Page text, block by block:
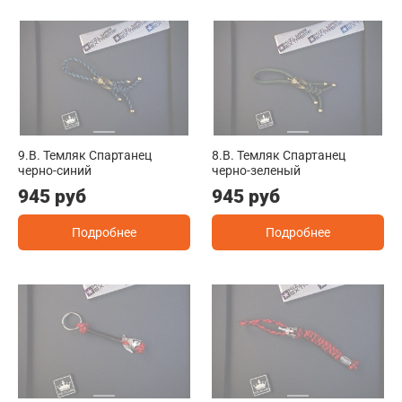
9.B. Темляк Спартанец
черно-синий
945 руб
Подробнее
8.B. Темляк Спартанец
черно-зеленый
945 руб
Подробнее